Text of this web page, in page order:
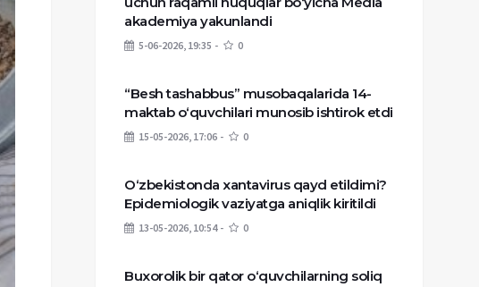
akademiya yakunlandi
5-06-2026, 19:35 0
“Besh tashabbus” musobaqalarida 14-
maktab o‘quvchilari munosib ishtirok etdi
15-05-2026, 17:06 0
O‘zbekistonda xantavirus qayd etildimi?
Epidemiologik vaziyatga aniqlik kiritildi
13-05-2026, 10:54 0
Buxorolik bir qator o‘quvchilarning soliq